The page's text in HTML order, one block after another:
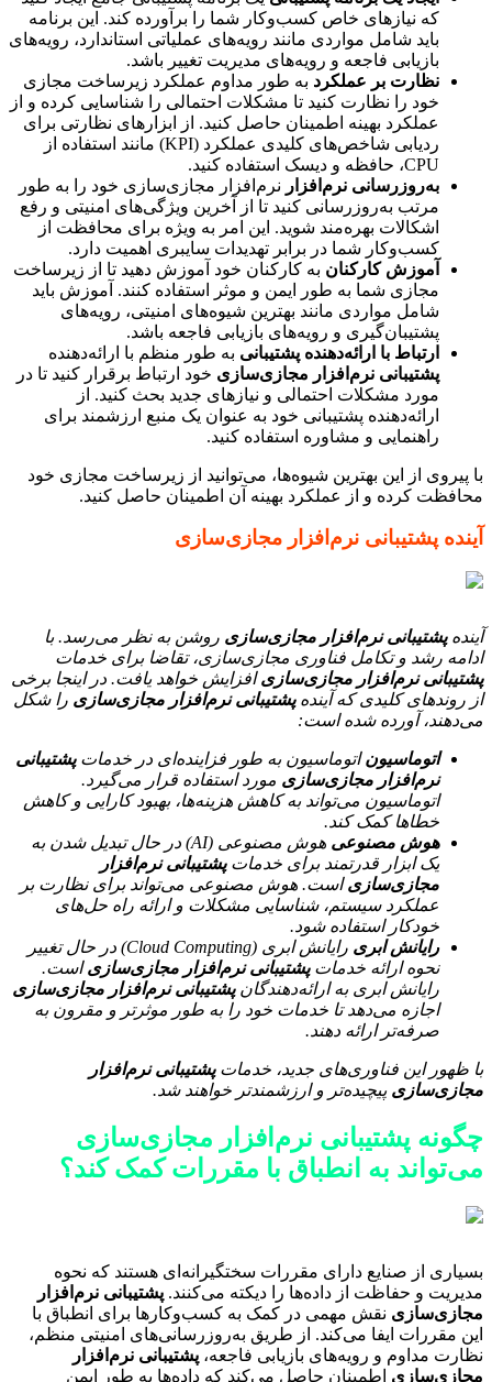
که نیازهای خاص کسب‌وکار شما را برآورده کند. این برنامه
باید شامل مواردی مانند رویه‌های عملیاتی استاندارد، رویه‌های
بازیابی فاجعه و رویه‌های مدیریت تغییر باشد.
نظارت بر عملکرد به طور مداوم عملکرد زیرساخت مجازی
خود را نظارت کنید تا مشکلات احتمالی را شناسایی کرده و از
عملکرد بهینه اطمینان حاصل کنید. از ابزارهای نظارتی برای
ردیابی شاخص‌های کلیدی عملکرد (KPI) مانند استفاده از
CPU، حافظه و دیسک استفاده کنید.
به‌روزرسانی نرم‌افزار نرم‌افزار مجازی‌سازی خود را به طور
مرتب به‌روزرسانی کنید تا از آخرین ویژگی‌های امنیتی و رفع
اشکالات بهره‌مند شوید. این امر به ویژه برای محافظت از
کسب‌وکار شما در برابر تهدیدات سایبری اهمیت دارد.
آموزش کارکنان به کارکنان خود آموزش دهید تا از زیرساخت
مجازی شما به طور ایمن و موثر استفاده کنند. آموزش باید
شامل مواردی مانند بهترین شیوه‌های امنیتی، رویه‌های
پشتیبان‌گیری و رویه‌های بازیابی فاجعه باشد.
ارتباط با ارائه‌دهنده پشتیبانی به طور منظم با ارائه‌دهنده
پشتیبانی نرم‌افزار مجازی‌سازی خود ارتباط برقرار کنید تا در
مورد مشکلات احتمالی و نیازهای جدید بحث کنید. از
ارائه‌دهنده پشتیبانی خود به عنوان یک منبع ارزشمند برای
راهنمایی و مشاوره استفاده کنید.
با پیروی از این بهترین شیوه‌ها، می‌توانید از زیرساخت مجازی خود
محافظت کرده و از عملکرد بهینه آن اطمینان حاصل کنید.
آینده پشتیبانی نرم‌افزار مجازی‌سازی
آیندهپشتیبانی نرم‌افزار مجازی‌سازی روشن به نظر می‌رسد. با
ادامه رشد و تکامل فناوری مجازی‌سازی، تقاضا برای خدمات
پشتیبانی نرم‌افزار مجازی‌سازیافزایش خواهد یافت. در اینجا برخی
از روندهای کلیدی که آیندهپشتیبانی نرم‌افزار مجازی‌سازی را شکل
می‌دهند، آورده شده است:
اتوماسیوناتوماسیون به طور فزاینده‌ای در خدماتپشتیبانی
نرم‌افزار مجازی‌سازی مورد استفاده قرار می‌گیرد.
اتوماسیون می‌تواند به کاهش هزینه‌ها، بهبود کارایی و کاهش
خطاها کمک کند.
هوش مصنوعی
هوش مصنوعی (AI) در حال تبدیل شدن به
یک ابزار قدرتمند برای خدماتپشتیبانی نرم‌افزار
مجازی‌سازیاست. هوش مصنوعی می‌تواند برای نظارت بر
عملکرد سیستم، شناسایی مشکلات و ارائه راه حل‌های
خودکار استفاده شود.
رایانش ابری
رایانش ابری (Cloud Computing) در حال تغییر
نحوه ارائه خدماتپشتیبانی نرم‌افزار مجازی‌سازیاست.
رایانش ابری به ارائه‌دهندگانپشتیبانی نرم‌افزار مجازی‌سازی
اجازه می‌دهد تا خدمات خود را به طور موثرتر و مقرون به
صرفه‌تر ارائه دهند.
با ظهور این فناوری‌های جدید، خدماتپشتیبانی نرم‌افزار
مجازی‌سازی پیچیده‌تر و ارزشمندتر خواهند شد.
چگونه پشتیبانی نرم‌افزار مجازی‌سازی
می‌تواند به انطباق با مقررات کمک کند؟
بسیاری از صنایع دارای مقررات سختگیرانه‌ای هستند که نحوه
مدیریت و حفاظت از داده‌ها را دیکته می‌کنند. پشتیبانی نرم‌افزار
مجازی‌سازی نقش مهمی در کمک به کسب‌وکارها برای انطباق با
این مقررات ایفا می‌کند. از طریق به‌روزرسانی‌های امنیتی منظم،
نظارت مداوم و رویه‌های بازیابی فاجعه، پشتیبانی نرم‌افزار
مجازی‌سازی اطمینان حاصل می‌کند که داده‌ها به طور ایمن